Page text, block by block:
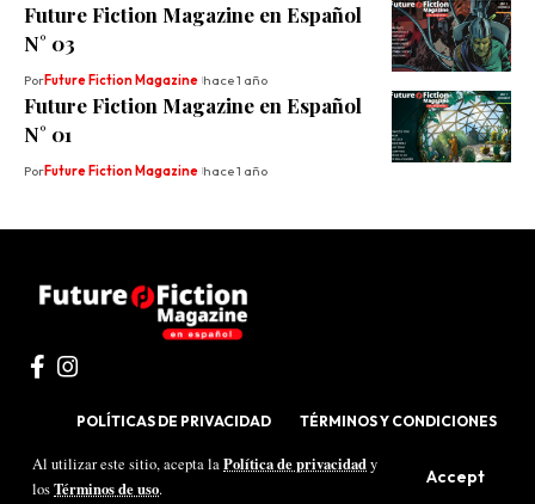
Al utilizar este sitio, acepta laPolítica de privacidady
losTérminos de uso.
Accept
Future Fiction Magazine en Español
N° 03
PorFuture Fiction Magazine hace 1 año
Future Fiction Magazine en Español
N° 01
PorFuture Fiction Magazine hace 1 año
POLÍTICAS DE PRIVACIDAD TÉRMINOS Y CONDICIONES
Desarrollado porQode